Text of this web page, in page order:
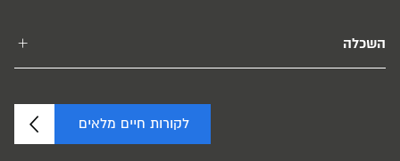
השכלה
לקורות חיים מלאים